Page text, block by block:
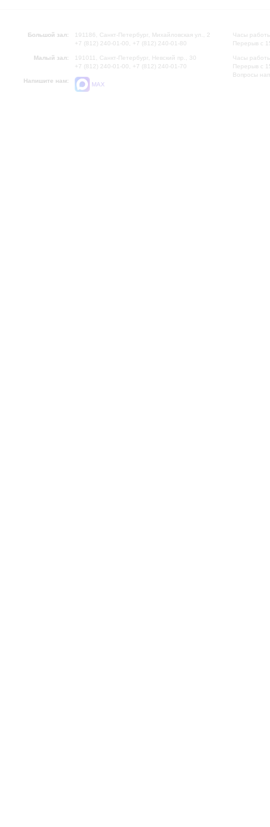
Большой зал:
191186, Санкт-Петербург, Михайловская ул., 2
+7 (812) 240-01-00, +7 (812) 240-01-80
Малый зал:
191011, Санкт-Петербург, Невский пр., 30
+7 (812) 240-01-00, +7 (812) 240-01-70
Напишите нам:
MAX
Часы
Перерыв с
Часы
Перерыв с
Вопросы